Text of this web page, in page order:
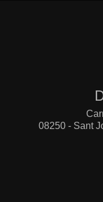
08250 - Sant